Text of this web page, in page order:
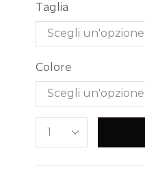
Taglia
Colore